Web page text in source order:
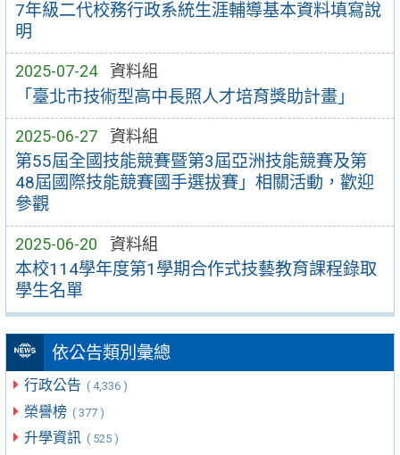
7年級二代校務行政系統生涯輔導基本資料填寫說
明
2025-07-24 資料組
「臺北市技術型高中長照人才培育獎助計畫」
2025-06-27 資料組
第55屆全國技能競賽暨第3屆亞洲技能競賽及第
48屆國際技能競賽國手選拔賽」相關活動，歡迎
參觀
2025-06-20 資料組
本校114學年度第1學期合作式技藝教育課程錄取
學生名單
依公告類別彙總
行政公告 ( 4,336 )
榮譽榜 ( 377 )
升學資訊 ( 525 )